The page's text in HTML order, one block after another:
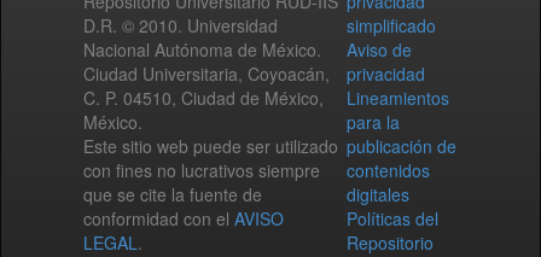
D.R. © 2010. Universidad
Nacional Autónoma de México.
Ciudad Universitaria, Coyoacán,
C. P. 04510, Ciudad de México,
México.
Este sitio web puede ser utilizado
con fines no lucrativos siempre
que se cite la fuente de
conformidad con el AVISO
LEGAL.
simplificado
Aviso de
privacidad
Lineamientos
para la
publicación de
contenidos
digitales
Políticas del
Repositorio